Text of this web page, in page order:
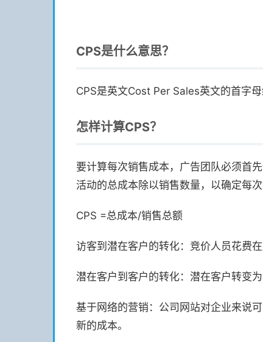
CPS是什么意思？
CPS是英文Cost Per Sales英文的首字
怎样计算CPS？
要计算每次销售成本，广告团队必须首
活动的总成本除以销售数量，以确定每次
CPS =总成本/销售总额
访客到潜在客户的转化：竞价人员花费
潜在客户到客户的转化：潜在客户转变
基于网络的营销：公司网站对企业来说
新的成本。